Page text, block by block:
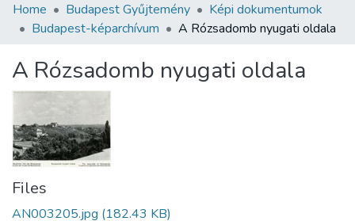
Communities & Collections
Statistics
Home Budapest Gyűjtemény
Képi dokumentumok
Budapest-képarchívum
A Rózsadomb nyugati oldala
A Rózsadomb nyugati oldala
Files
AN003205.jpg (182.43 KB)